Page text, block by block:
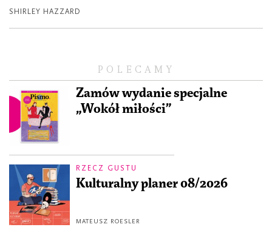
POLECAMY
Zamów wydanie specjalne
„Wokół miłości”
RZECZ GUSTU
Kulturalny planer 08/2026
MATEUSZ ROESLER
SHIRLEY HAZZARD